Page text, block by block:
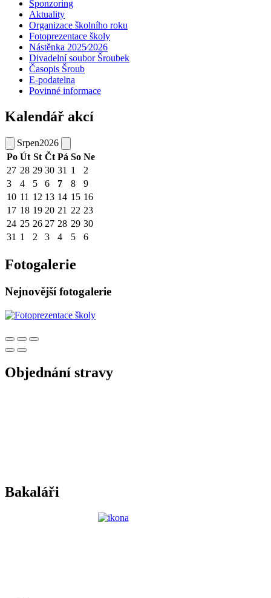
Sponzoring
Aktuality
Organizace školního roku
Fotoprezentace školy
Nástěnka 2025⁄2026
Divadelní soubor Šroubek
Časopis Šroub
E-podatelna
Povinné informace
Kalendář akcí
Srpen2026
Po Út St Čt Pá So Ne
27 28 29 30 31 1
2
3
4 5 6 7 8
9
10 11 12 13 14 15 16
17 18 19 20 21 22 23
24 25 26 27 28 29 30
31 1 2 3 4 5 6
Fotogalerie
Nejnovější fotogalerie
Objednání stravy
Bakaláři